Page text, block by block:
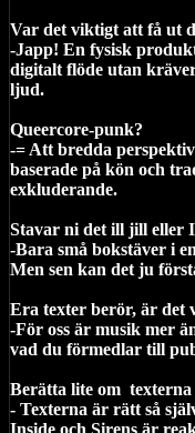
Var det viktigt att få ut
-Japp! En fysisk
digitalt flöde utan
ljud.
Queercore-punk?
-= Att bredda
baserade på kön och
exkluderande.
Stavar ni det ill jill eller
-Bara små bokstäver i
Men sen kan det ju
Era texter berör, är det
-För oss är musik mer
vad du förmedlar till
Berätta lite om
- Texterna är rätt så
Inside och Sirens är